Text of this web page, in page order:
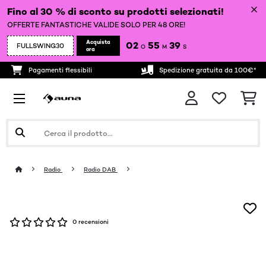
Fino al 30 % di sconto su prodotti selezionati!
OFFERTE FANTASTICHE VALIDE SOLO PER 48 ORE!
FULLSWING30
Acquista
ora
02 O 55 M 39 S
Pagamenti flessibili Spedizione gratuita da 100€*
Radio Radio DAB
0 recensioni